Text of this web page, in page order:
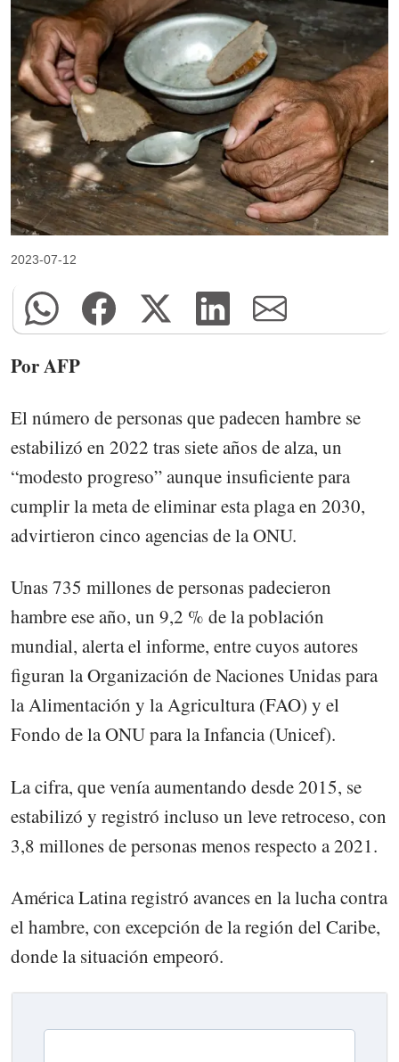
2023-07-12
Por AFP
El número de personas que padecen hambre se
estabilizó en 2022 tras siete años de alza, un
“modesto progreso” aunque insuficiente para
cumplir la meta de eliminar esta plaga en 2030,
advirtieron cinco agencias de la ONU.
Unas 735 millones de personas padecieron
hambre ese año, un 9,2 % de la población
mundial, alerta el informe, entre cuyos autores
figuran la Organización de Naciones Unidas para
la Alimentación y la Agricultura (FAO) y el
Fondo de la ONU para la Infancia (Unicef).
La cifra, que venía aumentando desde 2015, se
estabilizó y registró incluso un leve retroceso, con
3,8 millones de personas menos respecto a 2021.
América Latina registró avances en la lucha contra
el hambre, con excepción de la región del Caribe,
donde la situación empeoró.